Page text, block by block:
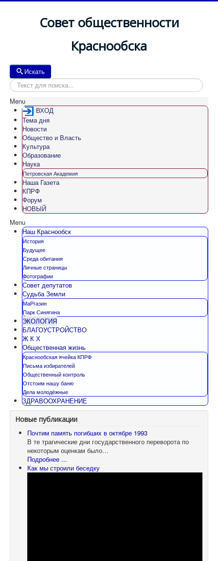
Совет общественности
Краснообска
Искать
Menu
ВХОД
Тема дня
Новости
Общество и Власть
Культура
Образование
Наука
Петровская Академия
Наша Газета
КПРФ
Форум
НОВЫЙ
Menu
Наш Краснообск
История
Будущее
Среда обитания
Личные страницы
Фотографии
Совет депутатов
Судьба Земли
МаРгазин
Парк Синягина
ЭКОЛОГИЯ
БЛАГОУСТРОЙСТВО
Ж К Х
Общественная жизнь
Краснообская ячейка КПРФ
Письма избирателей
Общественный контроль
Отстоим нашу баню
Дела молодёжные
ЗДРАВООХРАНЕНИЕ
Новые публикации
Почтим память погибших в октябре 1993
В те трагические дни государственного переворота по
некоторым оценкам было…
Подробнее ...
Как мы строили беседку